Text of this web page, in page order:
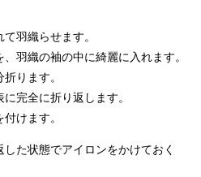
羽織らせます。
羽織の袖の中に綺麗に入れます。
ります。
完全に折り返します。
けます。
た状態でアイロンをかけておく